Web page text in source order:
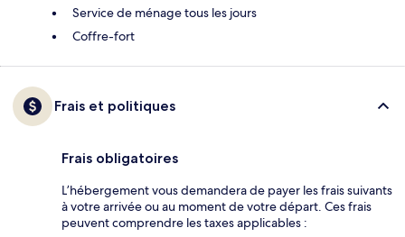
Service de ménage tous les jours
Coffre-fort
Frais et politiques
Frais obligatoires
L’hébergement vous demandera de payer les frais suivants
à votre arrivée ou au moment de votre départ. Ces frais
peuvent comprendre les taxes applicables :